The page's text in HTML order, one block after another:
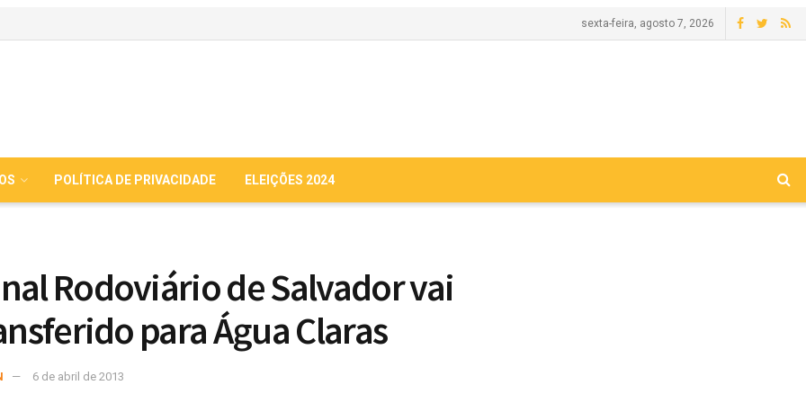
sexta-feira, agosto 7, 2026
POLÍTICA DE PRIVACIDADE ELEIÇÕES 2024
Rodoviário de Salvador vai
para Água Claras
6 de abril de 2013